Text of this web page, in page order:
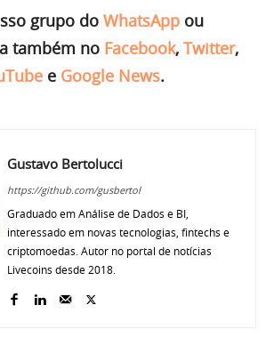
grupo do WhatsApp ou
também no Facebook, Twitter,
e Google News.
Gustavo Bertolucci
https://github.com/gusbertol
Graduado em Análise de Dados e BI,
interessado em novas tecnologias, fintechs e
criptomoedas. Autor no portal de notícias
Livecoins desde 2018.